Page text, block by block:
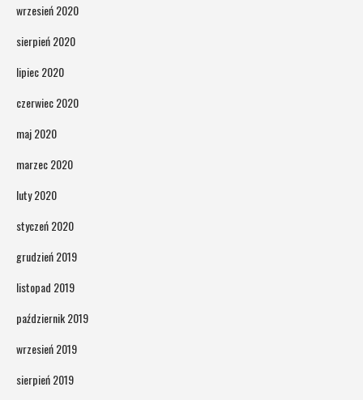
wrzesień 2020
sierpień 2020
lipiec 2020
czerwiec 2020
maj 2020
marzec 2020
luty 2020
styczeń 2020
grudzień 2019
listopad 2019
październik 2019
wrzesień 2019
sierpień 2019